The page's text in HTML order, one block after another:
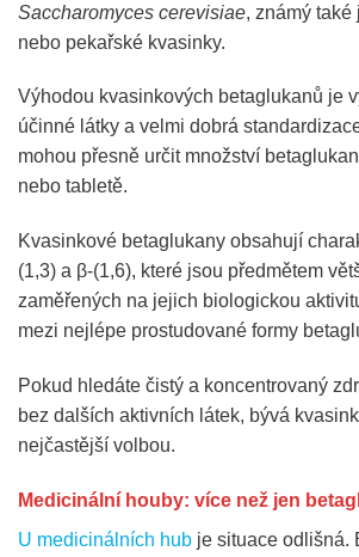
Saccharomyces cerevisiae, známý
nebo pekařské kvasinky.
Výhodou kvasinkových betaglukanů je
účinné látky a velmi dobrá
mohou přesně určit množství
nebo tabletě.
Kvasinkové betaglukany obsahují
(1,3) a β-(1,6), které jsou předmětem
zaměřených na jejich biologickou
mezi nejlépe prostudované formy
Pokud hledáte čistý a koncentrovaný
bez dalších aktivních látek, bývá
nejčastější volbou.
Medicinální houby: více než jen
U medicinálních hub je situace odlišná.